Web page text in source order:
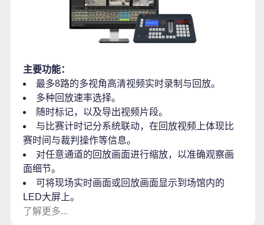
主要功能：
最多8路的多视角高清视频实时录制与回放。
多种回放速率选择。
随时标记，以及导出视频片段。
与比赛计时记分系统联动，在回放视频上体现比
赛时间与裁判操作等信息。
对任意通道的回放画面进行缩放，以准确观察画
面细节。
可将现场实时画面或回放画面显示到场馆内的
LED大屏上。
了解更多...